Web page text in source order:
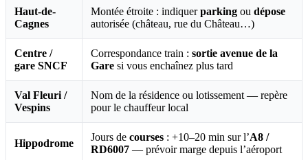
Haut-de-
Cagnes
Montée étroite : indiquerparking ou dépose
autorisée (château, rue du Château…)
Centre /
gare SNCF
Correspondance train : sortie avenue de la
Gare si vous enchaînez plus tard
Val Fleuri /
Vespins
Nom de la résidence ou lotissement — repère
pour le chauffeur local
Hippodrome
Jours de courses : +10–20 min sur l’A8 /
RD6007 — prévoir marge depuis l’aéroport